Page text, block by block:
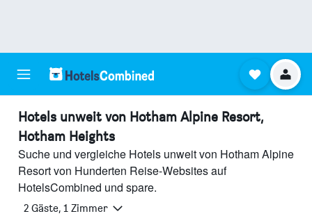
Hotels unweit von Hotham Alpine Resort,
Hotham Heights
Suche und vergleiche Hotels unweit von Hotham Alpine
Resort von Hunderten Reise-Websites auf
HotelsCombined und spare.
2 Gäste, 1 Zimmer